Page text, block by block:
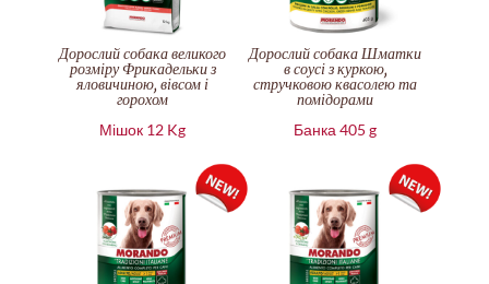
Дорослий собака великого
розміру Фрикадельки з
яловичиною, вівсом і
горохом
Мішок 12 Kg
Дорослий собака Шматки
в соусі з куркою,
стручковою квасолею та
помідорами
Банка 405 g